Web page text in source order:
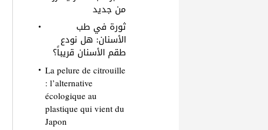
من جديد
ثورة في طب
الأسنان: هل نودع
طقم الأسنان قريباً؟
La pelure de citrouille
: l’alternative
écologique au
plastique qui vient du
Japon